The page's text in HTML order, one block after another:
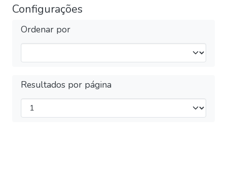
Configurações
Ordenar por
Resultados por página